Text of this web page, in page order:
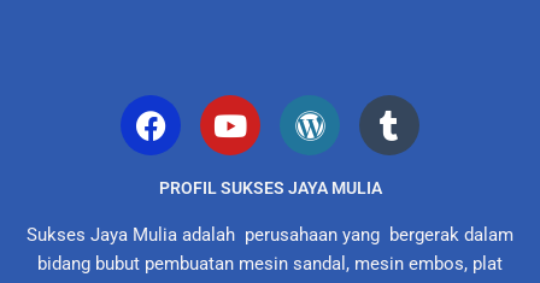
PROFIL SUKSES JAYA MULIA
Sukses Jaya Mulia adalah perusahaan yang bergerak dalam
bidang bubut pembuatan mesin sandal, mesin embos, plat